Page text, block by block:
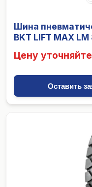
Шина
BKT LIFT MAX LM
Цену уточняйте
Оставить